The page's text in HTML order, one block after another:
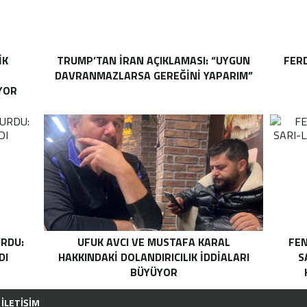
TRUMP’TAN İRAN AÇIKLAMASI: “UYGUN
DAVRANMAZLARSA GEREĞINI YAPARIM”
UFUK AVCI VE MUSTAFA KARAL
HAKKINDAKI DOLANDIRICILIK İDDIALARI
BÜYÜYOR
İLETIŞIM